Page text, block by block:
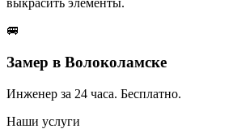
выкрасить элементы.
🚐
Замер в Волоколамске
Инженер за 24 часа. Бесплатно.
Наши услуги